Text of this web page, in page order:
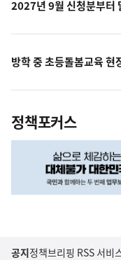
2027년 9월 신청분부터
방학 중 초등돌봄교육 현
정책포커스
공지정책브리핑 RSS 서비